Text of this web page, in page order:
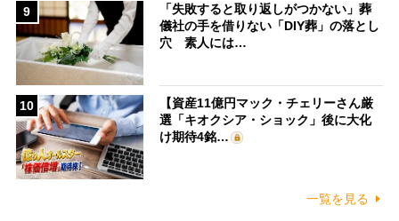
9
「失敗すると取り返しがつかない」葬
儀社の手を借りない「DIY葬」の落とし
穴 素人には…
10
【資産11億円マック・チェリーさん厳
選「キオクシア・ショック」後に大化
け期待4銘…
一覧を見る